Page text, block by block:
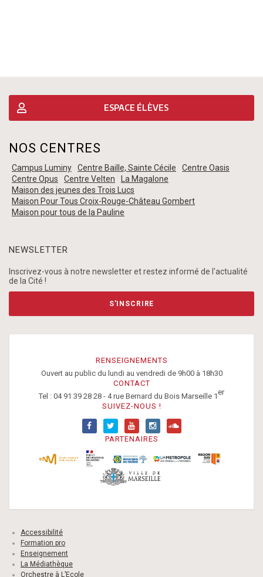
ESPACE ÉLÈVES
NOS CENTRES
Campus Luminy Centre Baille, Sainte Cécile
Centre Oasis
Centre Opus
Centre Velten
La Magalone
Maison des jeunes des Trois Lucs
Maison Pour Tous Croix-Rouge-Château Gombert
Maison pour tous de la Pauline
NEWSLETTER
Inscrivez-vous à notre newsletter et restez informé de l'actualité
de la Cité !
S'INSCRIRE
RENSEIGNEMENTS
Ouvert au public du lundi au vendredi de 9h00 à 18h30
CONTACT
Tel : 04 91 39 28 28 - 4 rue Bernard du Bois Marseille 1er
SUIVEZ-NOUS !
PARTENAIRES
Accessibilité
Formation pro
Enseignement
La Médiathèque
Orchestre à L’Ecole